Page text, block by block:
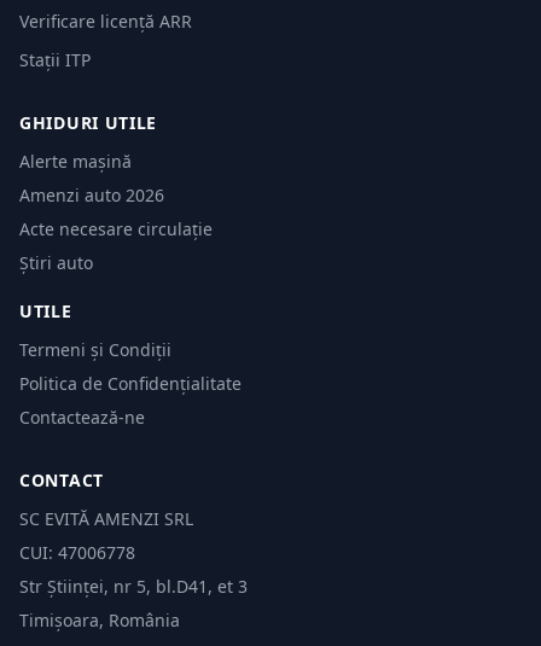
Verificare licență ARR
Stații ITP
GHIDURI UTILE
Alerte mașină
Amenzi auto 2026
Acte necesare circulație
Știri auto
UTILE
Termeni și Condiții
Politica de Confidențialitate
Contactează-ne
CONTACT
SC EVITĂ AMENZI SRL
CUI: 47006778
Str Științei, nr 5, bl.D41, et 3
Timișoara, România